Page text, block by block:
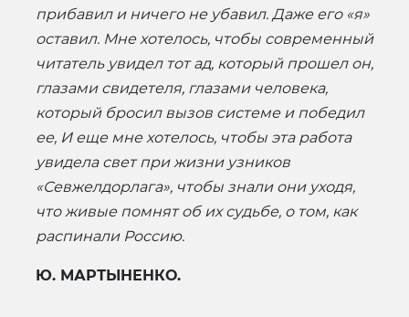
прибавил и ничего не убавил. Даже его «я»
оставил. Мне хотелось, чтобы современный
читатель увидел тот ад, который прошел он,
глазами свидетеля, глазами человека,
который бросил вызов системе и победил
ее, И еще мне хотелось, чтобы эта работа
увидела свет при жизни узников
«Севжелдорлага», чтобы знали они уходя,
что живые помнят об их судьбе, о том, как
распинали Россию.
Ю. МАРТЫНЕНКО.